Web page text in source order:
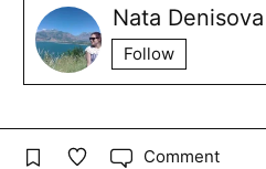
Nata Denisova
Follow
Comment